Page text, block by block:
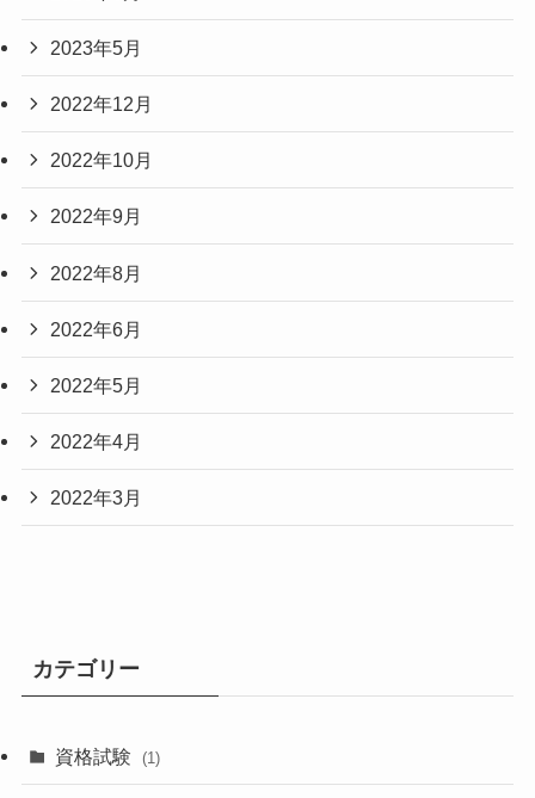
2023年5月
2022年12月
2022年10月
2022年9月
2022年8月
2022年6月
2022年5月
2022年4月
2022年3月
カテゴリー
資格試験 (1)